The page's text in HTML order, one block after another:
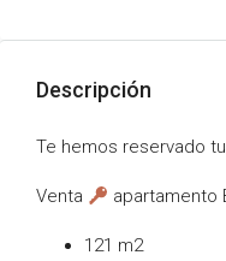
Descripción
Te hemos reservado
Venta apartamento
121 m2